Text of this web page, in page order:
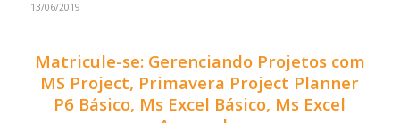
13/06/2019
Matricule-se: Gerenciando Projetos com
MS Project, Primavera Project Planner
P6 Básico, Ms Excel Básico, Ms Excel